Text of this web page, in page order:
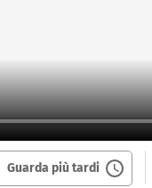
Guarda più tardi